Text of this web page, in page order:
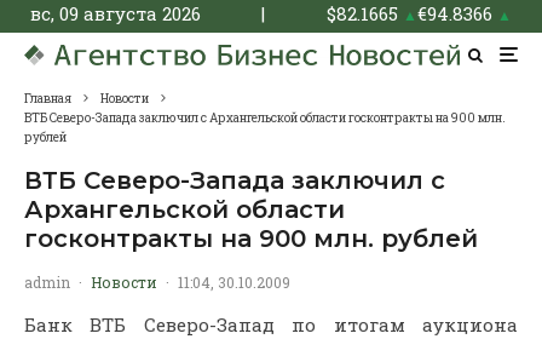
вс, 09 августа 2026 | $82.1665 ▲€94.8366 ▲
Главная
Новости
ВТБ Северо-Запада заключил с Архангельской области госконтракты на 900 млн.
рублей
ВТБ Северо-Запада заключил с
Архангельской области
госконтракты на 900 млн. рублей
admin · Новости · 11:04, 30.10.2009
Банк ВТБ Северо-Запад по итогам аукциона